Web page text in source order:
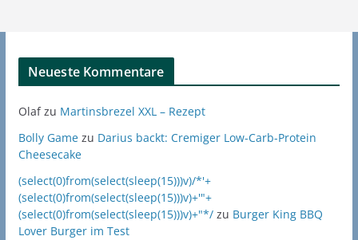
Neueste Kommentare
Olafzu Martinsbrezel XXL – Rezept
Bolly Gamezu Darius backt: Cremiger Low-Carb-Protein
Cheesecake
(select(0)from(select(sleep(15)))v)/*'+
(select(0)from(select(sleep(15)))v)+'"+
(select(0)from(select(sleep(15)))v)+"*/zu Burger King BBQ
Lover Burger im Test